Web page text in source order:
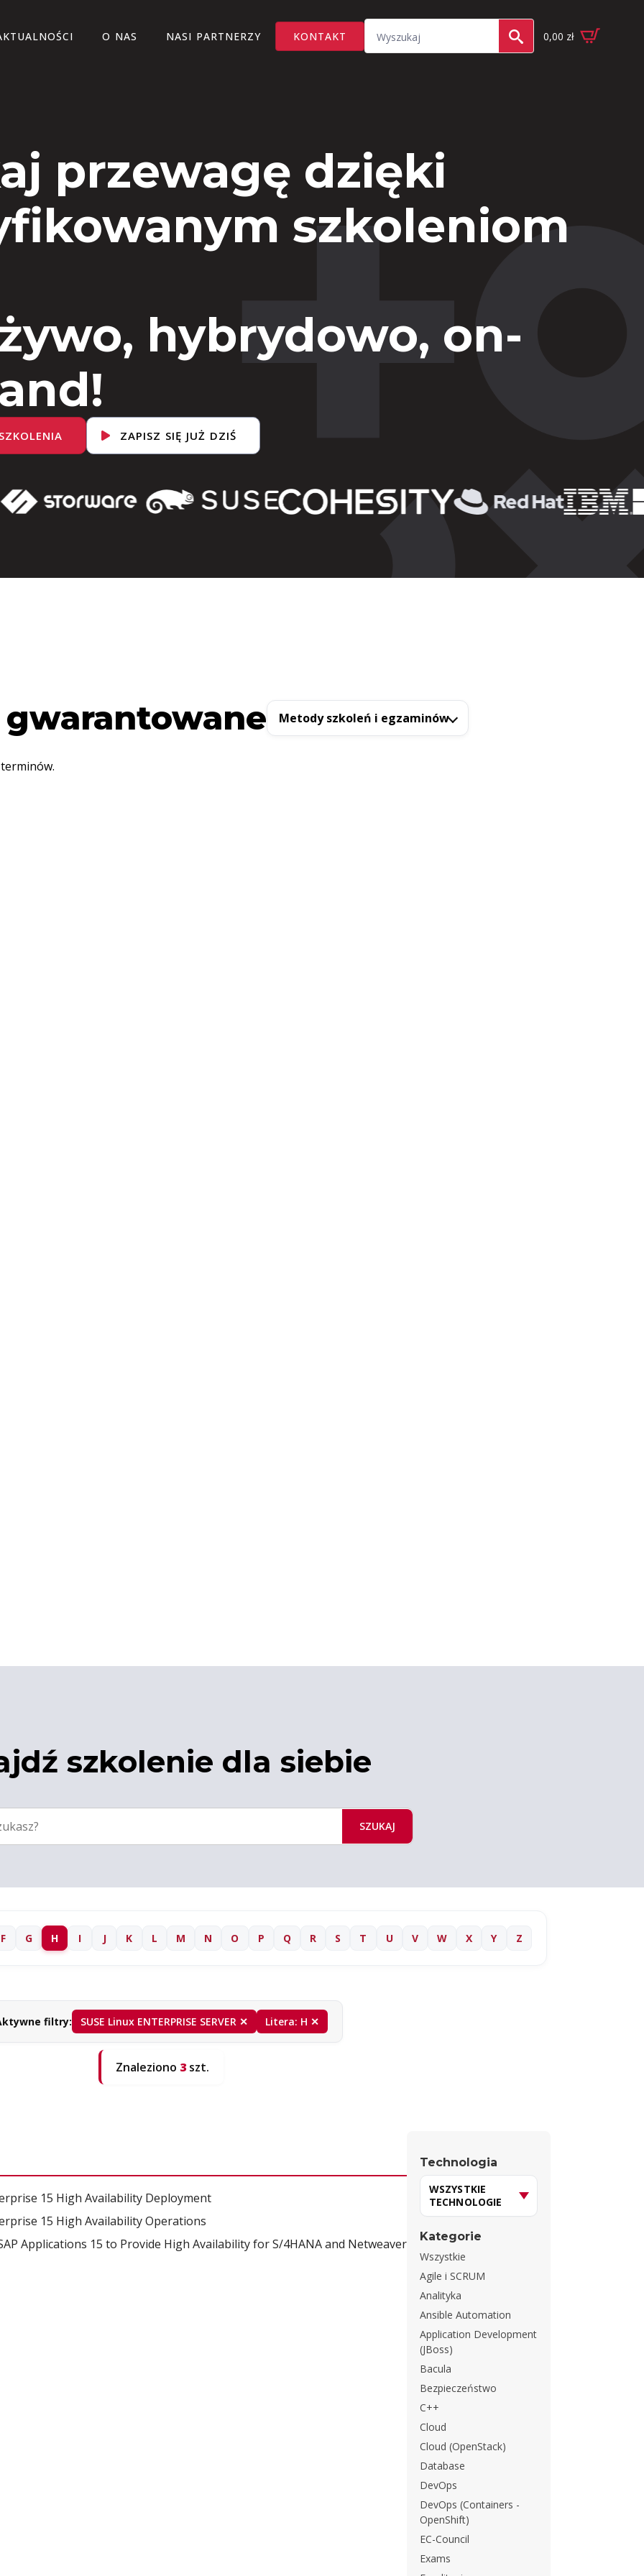
O NAS NASI PARTNERZY KONTAKT
for:
0,00 zł
przewagę dzięki
szkoleniom
hybrydowo, on-
ZAPISZ SIĘ JUŻ DZIŚ
Metody szkoleń i egzaminów
szkolenie dla siebie
SZUKAJ
F G H I J K L M N O P Q R S T U V W X Y Z
filtry: SUSE Linux ENTERPRISE SERVER ✕ Litera: H ✕
Znaleziono 3 szt.
15 High Availability Deployment
15 High Availability Operations
Applications 15 to Provide High Availability for S/4HANA and Netweaver
Technologia
Kategorie
Wszystkie
Agile i SCRUM
Analityka
Ansible Automation
Application Development
(JBoss)
Bacula
Bezpieczeństwo
C++
Cloud
Cloud (OpenStack)
Database
DevOps
DevOps (Containers -
OpenShift)
EC-Council
Exams